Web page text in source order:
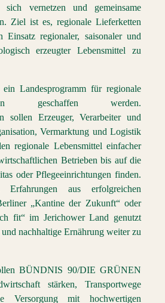
sich vernetzen und gemeinsame
Ziel ist es, regionale Lieferketten
Einsatz regionaler, saisonaler und
erzeugter Lebensmittel zu
Landesprogramm für regionale
geschaffen werden.
sollen Erzeuger, Verarbeiter und
Vermarktung und Logistik
regionale Lebensmittel einfacher
Betrieben bis auf die
oder Pflegeeinrichtungen finden.
Erfahrungen aus erfolgreichen
„Kantine der Zukunft“ oder
fit“ im Jerichower Land genutzt
nachhaltige Ernährung weiter zu
BÜNDNIS 90/DIE GRÜNEN
stärken, Transportwege
Versorgung mit hochwertigen